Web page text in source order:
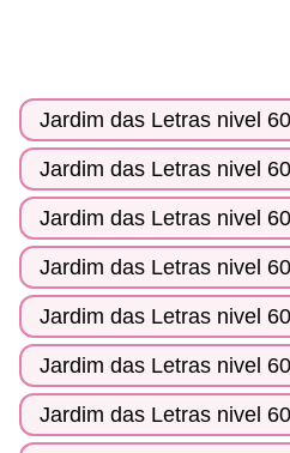
Jardim das Letras nivel
Jardim das Letras nivel
Jardim das Letras nivel
Jardim das Letras nivel
Jardim das Letras nivel
Jardim das Letras nivel
Jardim das Letras nivel